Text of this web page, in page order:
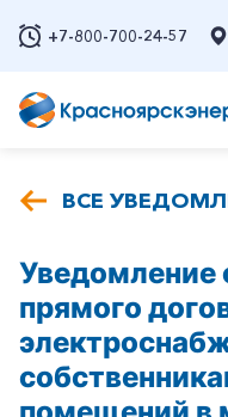
+7-800-700-24-57
ВСЕ
Уведомление
прямого